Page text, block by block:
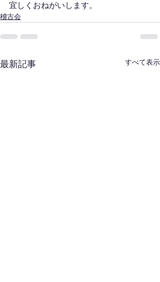
宜しくおねがいします。
稽古会
最新記事 すべて表示